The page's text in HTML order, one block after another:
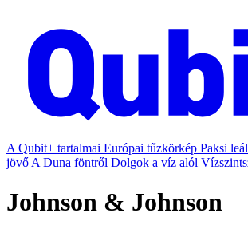
A Qubit+ tartalmai Európai tűzkörkép Paksi
jövő A Duna föntről Dolgok a víz alól
Johnson & Johnson